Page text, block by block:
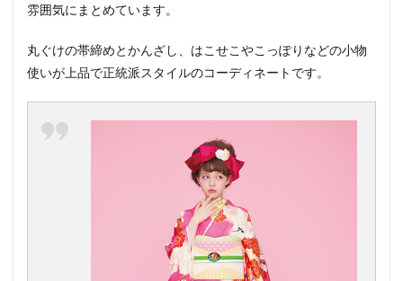
雰囲気にまとめています。
丸ぐけの帯締めとかんざし、はこせこやこっぽりなどの小物
使いが上品で正統派スタイルのコーディネートです。